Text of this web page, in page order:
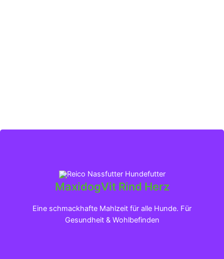
MaxidogVit Rind Herz
Eine schmackhafte Mahlzeit für alle Hunde. Für
Gesundheit & Wohlbefinden
Klicken für mehr Infos